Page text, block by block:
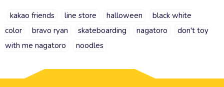
kakao friends line store halloween
black white
color
bravo ryan skateboarding nagatoro
don't toy
with me nagatoro
noodles